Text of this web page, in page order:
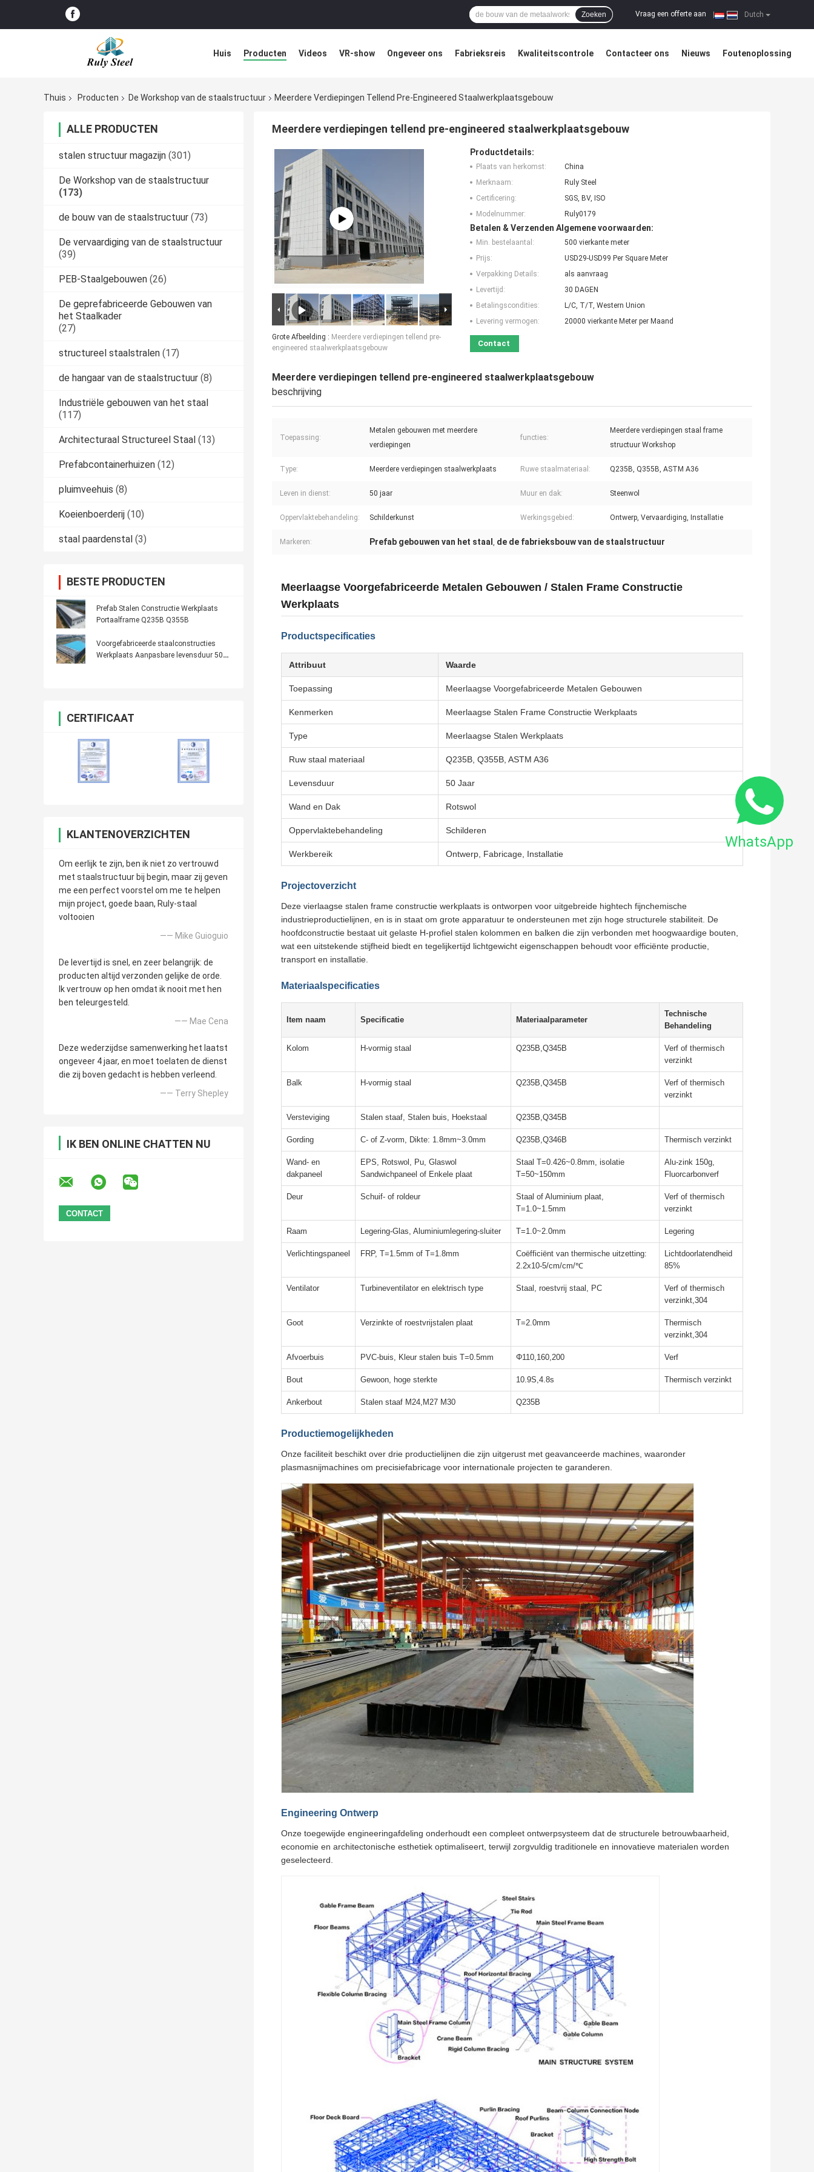
Dutch
Vraag een offerte aan
Zoeken
Huis Producten Videos VR-show Ongeveer ons Fabrieksreis Kwaliteitscontrole Contacteer ons Nieuws Foutenoplossing
Thuis
Producten De Workshop van de staalstructuur Meerdere Verdiepingen Tellend Pre-Engineered Staalwerkplaatsgebouw
ALLE PRODUCTEN
stalen structuur magazijn (301)
De Workshop van de staalstructuur
(173)
de bouw van de staalstructuur (73)
De vervaardiging van de staalstructuur
(39)
PEB-Staalgebouwen (26)
De geprefabriceerde Gebouwen van
het Staalkader
(27)
structureel staalstralen (17)
de hangaar van de staalstructuur (8)
Industriële gebouwen van het staal
(117)
Architecturaal Structureel Staal (13)
Prefabcontainerhuizen (12)
pluimveehuis (8)
Koeienboerderij (10)
staal paardenstal (3)
BESTE PRODUCTEN
Prefab Stalen Constructie Werkplaats
Portaalframe Q235B Q355B
Voorgefabriceerde staalconstructies
Werkplaats Aanpasbare levensduur 50
CERTIFICAAT
KLANTENOVERZICHTEN
Om eerlijk te zijn, ben ik niet zo vertrouwd
met staalstructuur bij begin, maar zij geven
me een perfect voorstel om me te helpen
mijn project, goede baan, Ruly-staal
voltooien
—— Mike Guioguio
De levertijd is snel, en zeer belangrijk: de
producten altijd verzonden gelijke de orde.
Ik vertrouw op hen omdat ik nooit met hen
ben teleurgesteld.
—— Mae Cena
Deze wederzijdse samenwerking het laatst
ongeveer 4 jaar, en moet toelaten de dienst
die zij boven gedacht is hebben verleend.
—— Terry Shepley
IK BEN ONLINE CHATTEN NU
Meerdere verdiepingen tellend pre-engineered staalwerkplaatsgebouw
Grote Afbeelding : Meerdere verdiepingen tellend pre-
engineered staalwerkplaatsgebouw
Productdetails:
Plaats van herkomst:
China
Merknaam:
Ruly Steel
Certificering:
SGS, BV, ISO
Modelnummer:
Ruly0179
Betalen & Verzenden Algemene voorwaarden:
Min. bestelaantal:
500 vierkante meter
Prijs:
USD29-USD99 Per Square Meter
Verpakking Details:
als aanvraag
Levertijd:
30 DAGEN
Betalingscondities:
L/C, T/T, Western Union
Levering vermogen:
20000 vierkante Meter per Maand
Contact
Meerdere verdiepingen tellend pre-engineered staalwerkplaatsgebouw
beschrijving
Toepassing:
Metalen gebouwen met meerdere
verdiepingen
functies:
Meerdere verdiepingen staal frame
structuur Workshop
Type: Meerdere verdiepingen staalwerkplaats Ruwe staalmateriaal: Q235B, Q355B, ASTM A36
Leven in dienst: 50 jaar Muur en dak: Steenwol
Oppervlaktebehandeling: Schilderkunst Werkingsgebied: Ontwerp, Vervaardiging, Installatie
Markeren: Prefab gebouwen van het staal , de de fabrieksbouw van de staalstructuur
Meerlaagse Voorgefabriceerde Metalen Gebouwen / Stalen Frame Constructie
Werkplaats
Productspecificaties
Attribuut Waarde
Toepassing Meerlaagse Voorgefabriceerde Metalen Gebouwen
Kenmerken Meerlaagse Stalen Frame Constructie Werkplaats
Type Meerlaagse Stalen Werkplaats
Ruw staal materiaal Q235B, Q355B, ASTM A36
Levensduur 50 Jaar
Wand en Dak Rotswol
Oppervlaktebehandeling Schilderen
Werkbereik Ontwerp, Fabricage, Installatie
Projectoverzicht
Deze vierlaagse stalen frame constructie werkplaats is ontworpen voor uitgebreide hightech fijnchemische
industrieproductielijnen, en is in staat om grote apparatuur te ondersteunen met zijn hoge structurele stabiliteit. De
hoofdconstructie bestaat uit gelaste H-profiel stalen kolommen en balken die zijn verbonden met hoogwaardige bouten,
wat een uitstekende stijfheid biedt en tegelijkertijd lichtgewicht eigenschappen behoudt voor efficiënte productie,
transport en installatie.
Materiaalspecificaties
Item naam Specificatie Materiaalparameter
Technische
Behandeling
Kolom H-vormig staal Q235B,Q345B
Verf of thermisch
verzinkt
Balk H-vormig staal Q235B,Q345B
Verf of thermisch
verzinkt
Versteviging Stalen staaf, Stalen buis, Hoekstaal Q235B,Q345B
Gording C- of Z-vorm, Dikte: 1.8mm~3.0mm Q235B,Q346B Thermisch verzinkt
Wand- en
dakpaneel
EPS, Rotswol, Pu, Glaswol
Sandwichpaneel of Enkele plaat
Staal T=0.426~0.8mm, isolatie
T=50~150mm
Alu-zink 150g,
Fluorcarbonverf
Deur Schuif- of roldeur
Staal of Aluminium plaat,
T=1.0~1.5mm
Verf of thermisch
verzinkt
Raam Legering-Glas, Aluminiumlegering-sluiter T=1.0~2.0mm Legering
Verlichtingspaneel FRP, T=1.5mm of T=1.8mm
Coëfficiënt van thermische uitzetting:
2.2x10-5/cm/cm/℃
Lichtdoorlatendheid
85%
Ventilator Turbineventilator en elektrisch type Staal, roestvrij staal, PC
Verf of thermisch
verzinkt,304
Goot Verzinkte of roestvrijstalen plaat T=2.0mm
Thermisch
verzinkt,304
Afvoerbuis PVC-buis, Kleur stalen buis T=0.5mm Φ110,160,200 Verf
Bout Gewoon, hoge sterkte 10.9S,4.8s Thermisch verzinkt
Ankerbout Stalen staaf M24,M27 M30 Q235B
Productiemogelijkheden
Onze faciliteit beschikt over drie productielijnen die zijn uitgerust met geavanceerde machines, waaronder
plasmasnijmachines om precisiefabricage voor internationale projecten te garanderen.
Engineering Ontwerp
Onze toegewijde engineeringafdeling onderhoudt een compleet ontwerpsysteem dat de structurele betrouwbaarheid,
economie en architectonische esthetiek optimaliseert, terwijl zorgvuldig traditionele en innovatieve materialen worden
geselecteerd.
WhatsApp